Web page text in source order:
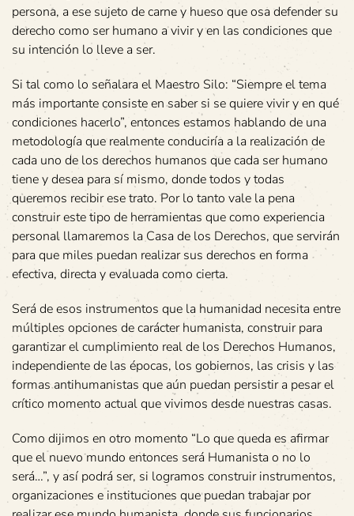
persona, a ese sujeto de carne y hueso que osa defender su
derecho como ser humano a vivir y en las condiciones que
su intención lo lleve a ser.
Si tal como lo señalara el Maestro Silo: “Siempre el tema
más importante consiste en saber si se quiere vivir y en qué
condiciones hacerlo”, entonces estamos hablando de una
metodología que realmente conduciría a la realización de
cada uno de los derechos humanos que cada ser humano
tiene y desea para sí mismo, donde todos y todas
queremos recibir ese trato. Por lo tanto vale la pena
construir este tipo de herramientas que como experiencia
personal llamaremos la Casa de los Derechos, que servirán
para que miles puedan realizar sus derechos en forma
efectiva, directa y evaluada como cierta.
Será de esos instrumentos que la humanidad necesita entre
múltiples opciones de carácter humanista, construir para
garantizar el cumplimiento real de los Derechos Humanos,
independiente de las épocas, los gobiernos, las crisis y las
formas antihumanistas que aún puedan persistir a pesar el
crítico momento actual que vivimos desde nuestras casas.
Como dijimos en otro momento “Lo que queda es afirmar
que el nuevo mundo entonces será Humanista o no lo
será…”, y así podrá ser, si logramos construir instrumentos,
organizaciones e instituciones que puedan trabajar por